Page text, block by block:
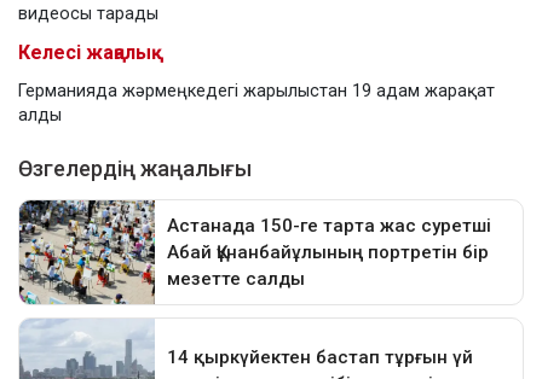
видеосы тарады
Келесі жаңалық
Германияда жәрмеңкедегі жарылыстан 19 адам жарақат
алды